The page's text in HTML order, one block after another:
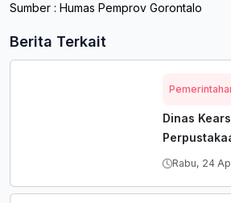
Sumber : Humas Pemprov Gorontalo
Berita Terkait
Dinas
Beri
Terkait
Rabu, 24